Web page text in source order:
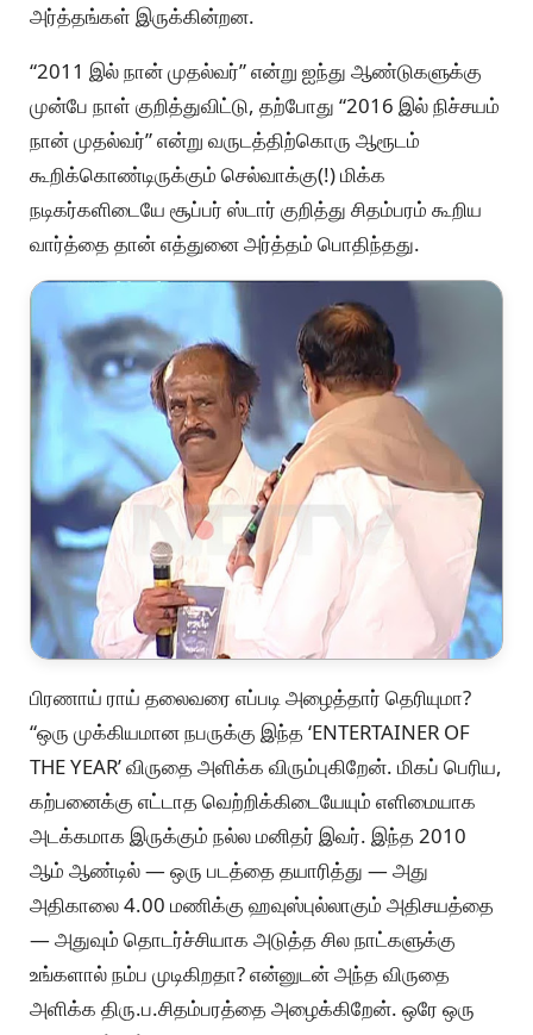
அர்த்தங்கள் இருக்கின்றன.
“2011 இல் நான் முதல்வர்” என்று ஐந்து ஆண்டுகளுக்கு
முன்பே நாள் குறித்துவிட்டு, தற்போது “2016 இல் நிச்சயம்
நான் முதல்வர்” என்று வருடத்திற்கொரு ஆரூடம்
கூறிக்கொண்டிருக்கும் செல்வாக்கு(!) மிக்க
நடிகர்களிடையே சூப்பர் ஸ்டார் குறித்து சிதம்பரம் கூறிய
வார்த்தை தான் எத்துனை அர்த்தம் பொதிந்தது.
பிரணாய் ராய் தலைவரை எப்படி அழைத்தார் தெரியுமா?
“ஒரு முக்கியமான நபருக்கு இந்த ‘ENTERTAINER OF
THE YEAR’ விருதை அளிக்க விரும்புகிறேன். மிகப் பெரிய,
கற்பனைக்கு எட்டாத வெற்றிக்கிடையேயும் எளிமையாக
அடக்கமாக இருக்கும் நல்ல மனிதர் இவர். இந்த 2010
ஆம் ஆண்டில் — ஒரு படத்தை தயாரித்து — அது
அதிகாலை 4.00 மணிக்கு ஹவுஸ்புல்லாகும் அதிசயத்தை
— அதுவும் தொடர்ச்சியாக அடுத்த சில நாட்களுக்கு
உங்களால் நம்ப முடிகிறதா? என்னுடன் அந்த விருதை
அளிக்க திரு.ப.சிதம்பரத்தை அழைக்கிறேன். ஒரே ஒரு